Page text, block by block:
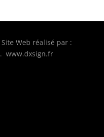
Web réalisé par :
. www.dxsign.fr